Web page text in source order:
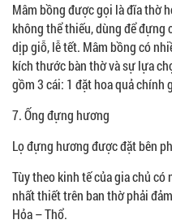
Mâm bồng được gọi là đĩa thờ
không thể thiếu, dùng để đựng
dịp giỗ, lễ tết. Mâm bồng có
kích thước bàn thờ và sự lựa
gồm 3 cái: 1 đặt hoa quả chính
7. Ống đựng hương
Lọ đựng hương được đặt bên
Tùy theo kinh tế của gia chủ
nhất thiết trên ban thờ phải
Hỏa – Thổ.